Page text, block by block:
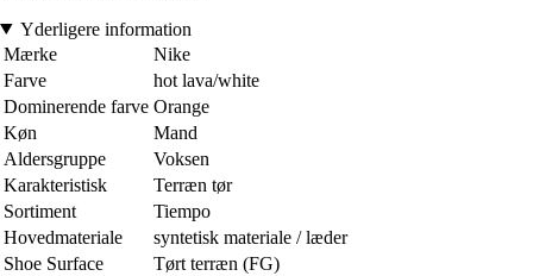
Yderligere information
Mærke
Nike
Farve
hot lava/white
Dominerende farve Orange
Køn
Mand
Aldersgruppe
Voksen
Karakteristisk
Terræn tør
Sortiment
Tiempo
Hovedmateriale
syntetisk materiale / læder
Shoe Surface
Tørt terræn (FG)